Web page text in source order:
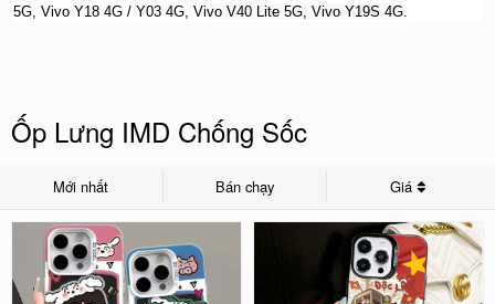
5G, Vivo Y18 4G / Y03 4G, Vivo V40 Lite 5G, Vivo Y19S 4G.
Ốp Lưng IMD Chống Sốc
Mới nhất Bán chạy Giá